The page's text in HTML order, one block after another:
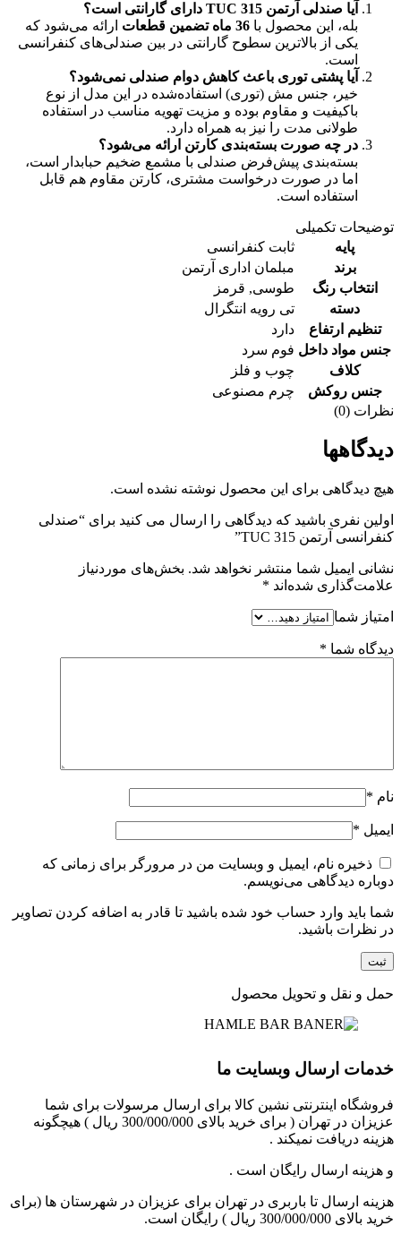
آیا صندلی آرتمن TUC 315
دارای گارانتی است؟
بله، این محصول با 36 ماه تضمین قطعات ارائه می‌شود که
یکی از بالاترین سطوح گارانتی در بین صندلی‌های کنفرانسی
است.
آیا پشتی توری باعث کاهش دوام صندلی نمی‌شود؟
خیر، جنس مش (توری) استفاده‌شده در این مدل از نوع
باکیفیت و مقاوم بوده و مزیت تهویه مناسب در استفاده
طولانی مدت را نیز به همراه دارد.
در چه صورت بسته‌بندی کارتن ارائه می‌شود؟
بسته‌بندی پیش‌فرض صندلی با مشمع ضخیم حبابدار است،
اما در صورت درخواست مشتری، کارتن مقاوم هم قابل
استفاده است.
توضیحات تکمیلی
پایه
ثابت کنفرانسی
برند
مبلمان اداری آرتمن
انتخاب رنگ
طوسی, قرمز
دسته
تی رویه انتگرال
تنظیم ارتفاع
دارد
جنس مواد داخل فوم سرد
کلاف
چوب و فلز
جنس روکش
چرم مصنوعی
نظرات (0)
دیدگاهها
هیچ دیدگاهی برای این محصول نوشته نشده است.
اولین نفری باشید که دیدگاهی را ارسال می کنید برای “صندلی
کنفرانسی آرتمن TUC 315”
نشانی ایمیل شما منتشر نخواهد شد. بخش‌های موردنیاز
علامت‌گذاری شده‌اند *
امتیاز شما
دیدگاه شما *
نام *
ایمیل *
ذخیره نام، ایمیل و وبسایت من در مرورگر برای زمانی که
دوباره دیدگاهی می‌نویسم.
شما باید وارد حساب خود شده باشید تا قادر به اضافه کردن تصاویر
در نظرات باشید.
حمل و نقل و تحویل محصول
خدمات ارسال وبسایت ما
فروشگاه اینترنتی نشین کالا برای ارسال مرسولات برای شما
عزیزان در تهران ( برای خرید بالای 300/000/000 ریال ) هیچگونه
هزینه دریافت نمیکند .
و هزینه ارسال رایگان است .
هزینه ارسال تا باربری در تهران برای عزیزان در شهرستان ها (برای
خرید بالای 300/000/000 ریال ) رایگان است.